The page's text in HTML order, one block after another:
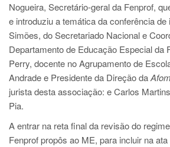
Nogueira, Secretário-geral da Fenprof,
e introduziu a temática da conferência
Simões, do Secretariado Nacional e
Departamento de Educação Especial da
Perry, docente no Agrupamento de
Andrade e Presidente da Direção da
jurista desta associação: e Carlos
Pia.
A entrar na reta final da revisão do
Fenprof propôs ao ME, para incluir na